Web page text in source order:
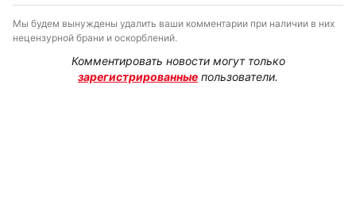
Мы будем вынуждены удалить ваши комментарии при наличии в них
нецензурной брани и оскорблений.
Комментировать новости могут только
зарегистрированные пользователи.